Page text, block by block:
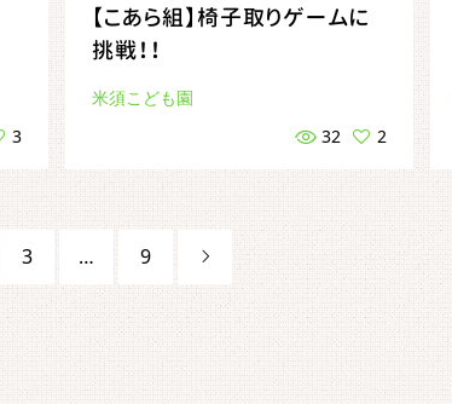
3
【こあら組】椅子取りゲームに
挑戦！！
米須こども園
32
2
3 … 9 